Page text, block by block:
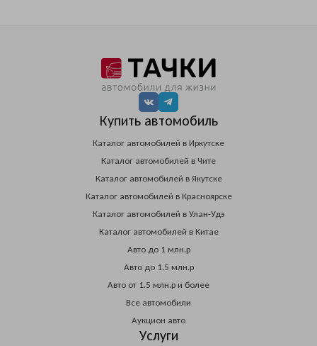
Купить автомобиль
Каталог автомобилей в Иркутске
Каталог автомобилей в Чите
Каталог автомобилей в Якутске
Каталог автомобилей в Красноярске
Каталог автомобилей в Улан-Удэ
Каталог автомобилей в Китае
Авто до 1 млн.р
Авто до 1.5 млн.р
Авто от 1.5 млн.р и более
Все автомобили
Аукцион авто
Услуги